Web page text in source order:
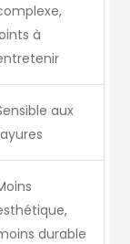
à
aux
durable